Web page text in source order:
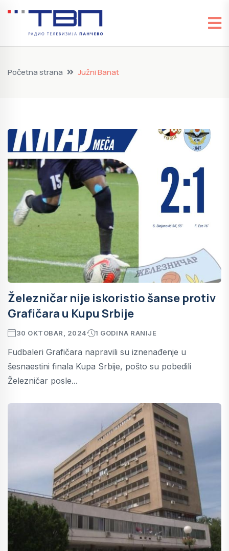
Početna strana Južni Banat
Železničar nije iskoristio šanse protiv
Grafičara u Kupu Srbije
30 OKTOBAR, 2024 1 GODINA RANIJE
Fudbaleri Grafičara napravili su iznenađenje u
šesnaestini finala Kupa Srbije, pošto su pobedili
Železničar posle...